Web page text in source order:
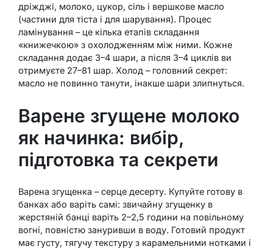
дріжджі, молоко, цукор, сіль і вершкове масло
(частини для тіста і для шарування). Процес
ламінування – це кілька етапів складання
«книжечкою» з охолодженням між ними. Кожне
складання додає 3–4 шари, а після 3–4 циклів ви
отримуєте 27–81 шар. Холод – головний секрет:
масло не повинно танути, інакше шари злипнуться.
Варене згущене молоко
як начинка: вибір,
підготовка та секрети
Варена згущенка – серце десерту. Купуйте готову в
банках або варіть самі: звичайну згущенку в
жерстяній банці варіть 2–2,5 години на повільному
вогні, повністю зануривши в воду. Готовий продукт
має густу, тягучу текстуру з карамельними нотками і